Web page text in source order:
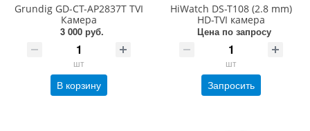
Grundig GD-CT-AP2837T TVI
Камера
3 000 руб.
шт
В корзину
HiWatch DS-T108 (2.8 mm)
HD-TVI камера
Цена по запросу
шт
Запросить